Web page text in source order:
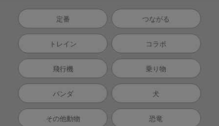
定番 つながる
トレイン コラボ
飛行機 乗り物
パンダ 犬
その他動物 恐竜